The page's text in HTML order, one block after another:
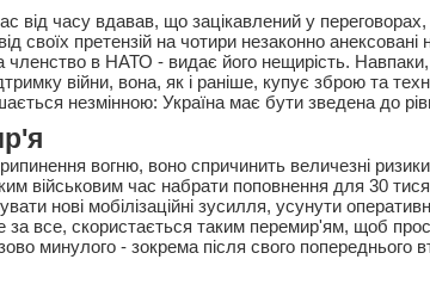
від часу вдавав, що зацікавлений у переговорах,
своїх претензій на чотири незаконно анексовані
членство в НАТО - видає його нещирість. Навпаки,
війни, вона, як і раніше, купує зброю та
незмінною: Україна має бути зведена до
вогню, воно спричинить величезні
військовим час набрати поповнення для 30
нові мобілізаційні зусилля, усунути
за все, скористається таким перемир'ям, щоб
минулого - зокрема після свого попереднього